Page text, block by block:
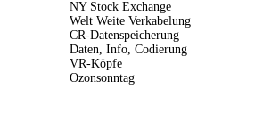
NY Stock Exchange
Welt Weite Verkabelung
CR-Datenspeicherung
Daten, Info, Codierung
VR-Köpfe
Ozonsonntag